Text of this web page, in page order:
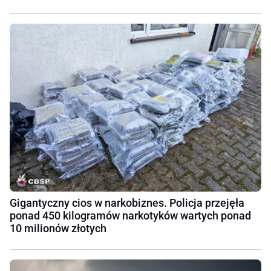
Gigantyczny cios w narkobiznes. Policja przejęła
ponad 450 kilogramów narkotyków wartych ponad
10 milionów złotych